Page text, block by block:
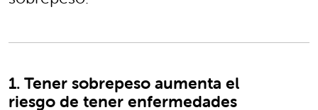
1. Tener sobrepeso aumenta el
riesgo de tener enfermedades